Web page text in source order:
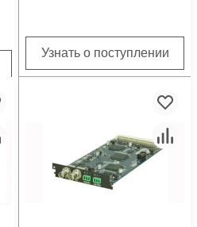
Узнать о поступлении